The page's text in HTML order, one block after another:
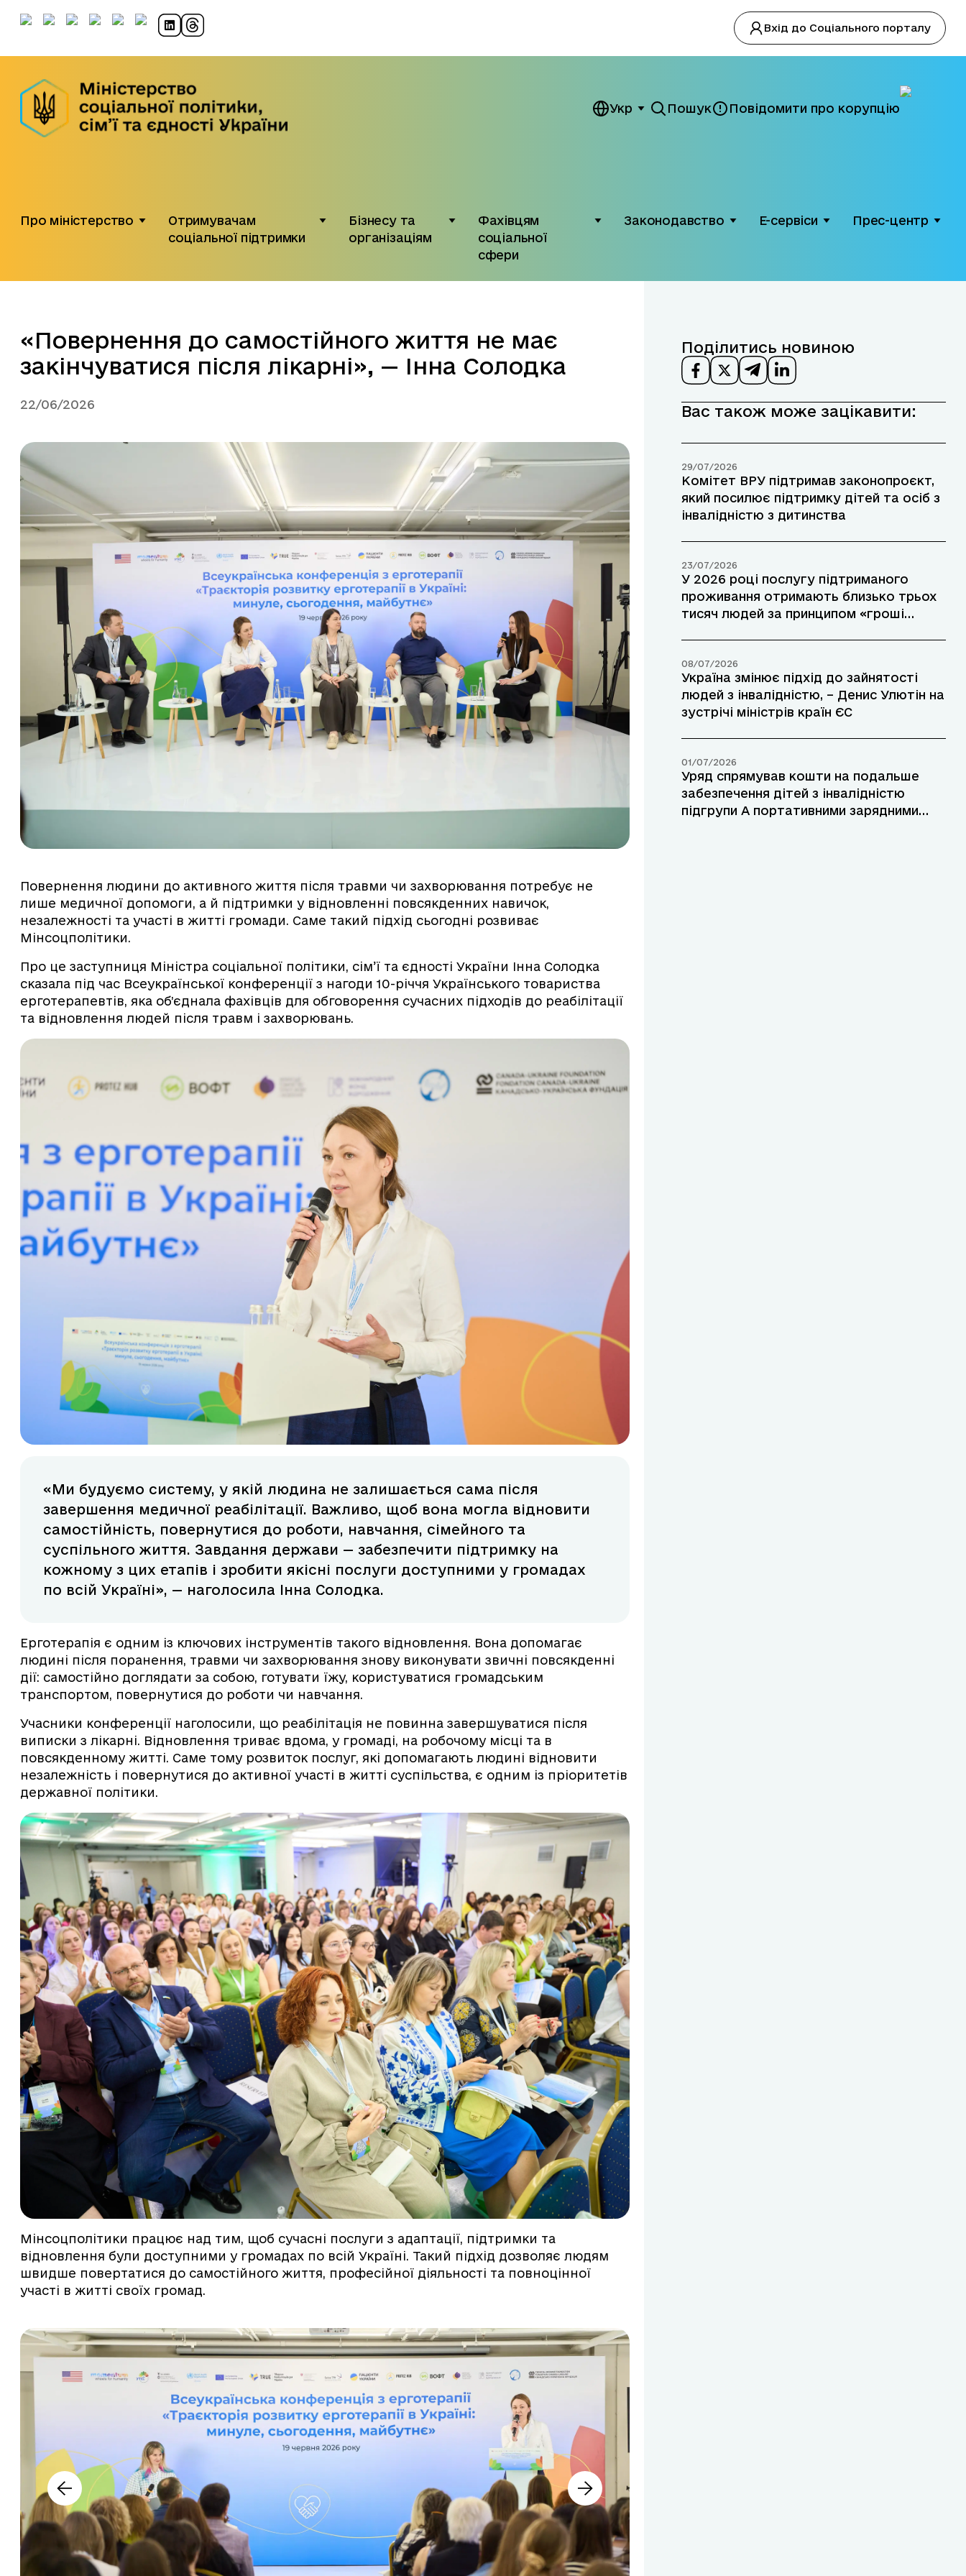
Вхід до Соціального порталу
Укр Пошук Повідомити про корупцію
Про міністерство
Отримувачам
соціальної підтримки
Бізнесу та
організаціям
Фахівцям
соціальної
сфери
Законодавство Е-сервіси Прес-центр
«Повернення до самостійного життя не має
закінчуватися після лікарні», — Інна Солодка
22/06/2026
Повернення людини до активного життя після травми чи захворювання потребує не
лише медичної допомоги, а й підтримки у відновленні повсякденних навичок,
незалежності та участі в житті громади. Саме такий підхід сьогодні розвиває
Мінсоцполітики.
Про це заступниця Міністра соціальної політики, сім’ї та єдності України Інна Солодка
сказала під час Всеукраїнської конференції з нагоди 10-річчя Українського товариства
ерготерапевтів, яка об’єднала фахівців для обговорення сучасних підходів до реабілітації
та відновлення людей після травм і захворювань.
«Ми будуємо систему, у якій людина не залишається сама після
завершення медичної реабілітації. Важливо, щоб вона могла відновити
самостійність, повернутися до роботи, навчання, сімейного та
суспільного життя. Завдання держави — забезпечити підтримку на
кожному з цих етапів і зробити якісні послуги доступними у громадах
по всій Україні», — наголосила Інна Солодка.
Ерготерапія є одним із ключових інструментів такого відновлення. Вона допомагає
людині після поранення, травми чи захворювання знову виконувати звичні повсякденні
дії: самостійно доглядати за собою, готувати їжу, користуватися громадським
транспортом, повернутися до роботи чи навчання.
Учасники конференції наголосили, що реабілітація не повинна завершуватися після
виписки з лікарні. Відновлення триває вдома, у громаді, на робочому місці та в
повсякденному житті. Саме тому розвиток послуг, які допомагають людині відновити
незалежність і повернутися до активної участі в житті суспільства, є одним із пріоритетів
державної політики.
Мінсоцполітики працює над тим, щоб сучасні послуги з адаптації, підтримки та
відновлення були доступними у громадах по всій Україні. Такий підхід дозволяє людям
швидше повертатися до самостійного життя, професійної діяльності та повноцінної
участі в житті своїх громад.
Поділитись новиною
Вас також може зацікавити:
29/07/2026
Комітет ВРУ підтримав законопроєкт,
який посилює підтримку дітей та осіб з
інвалідністю з дитинства
23/07/2026
У 2026 році послугу підтриманого
проживання отримають близько трьох
тисяч людей за принципом «гроші
08/07/2026
Україна змінює підхід до зайнятості
людей з інвалідністю, – Денис Улютін на
зустрічі міністрів країн ЄС
01/07/2026
Уряд спрямував кошти на подальше
забезпечення дітей з інвалідністю
підгрупи А портативними зарядними